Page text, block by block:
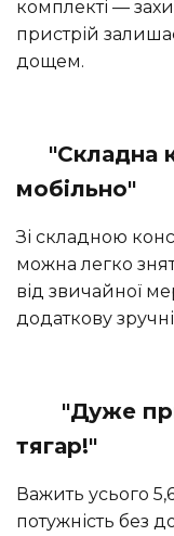
комплекті —
пристрій
дощем.
"Складна
мобільно"
Зі складною
можна легко
від звичайної
додаткову
"Дуже
тягар!"
Важить усього
потужність без